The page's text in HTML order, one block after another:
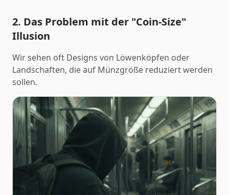
2. Das Problem mit der "Coin-Size"
Illusion
Wir sehen oft Designs von Löwenköpfen oder
Landschaften, die auf Münzgröße reduziert werden
sollen.